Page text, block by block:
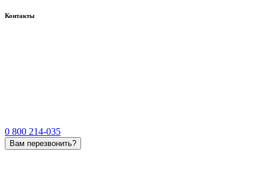
Контакты
0 800 214-035
Вам перезвонить?